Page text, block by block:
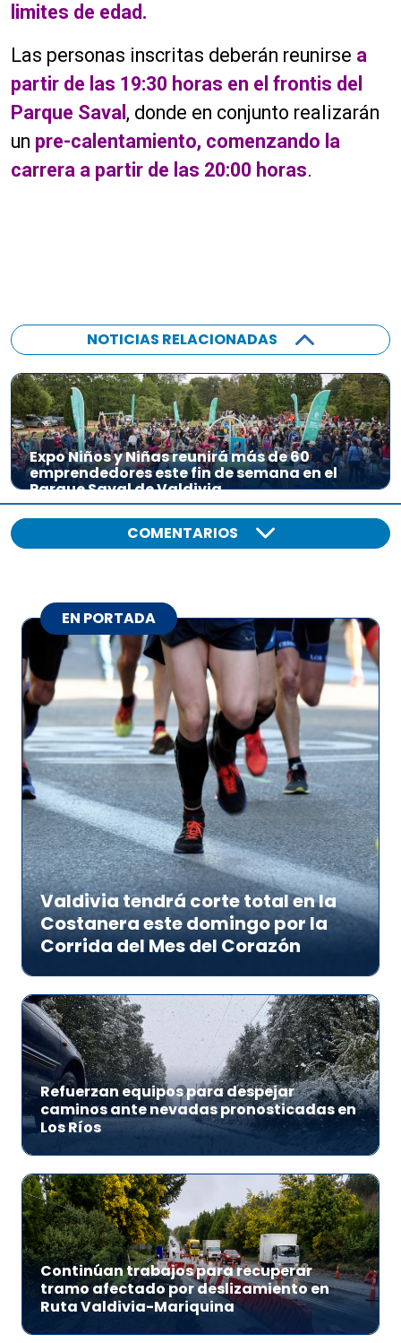
limites de edad.
Las personas inscritas deberán reunirse a
partir de las 19:30 horas en el frontis del
Parque Saval , donde en conjunto realizarán
un pre-calentamiento, comenzando la
carrera a partir de las 20:00 horas.
NOTICIAS RELACIONADAS
Expo Niños y Niñas reunirá más de 60
emprendedores este fin de semana en el
Parque Saval de Valdivia
COMENTARIOS
EN PORTADA
Valdivia tendrá corte total en la
Costanera este domingo por la
Corrida del Mes del Corazón
Refuerzan equipos para despejar
caminos ante nevadas pronosticadas en
Los Ríos
Continúan trabajos para recuperar
tramo afectado por deslizamiento en
Ruta Valdivia-Mariquina